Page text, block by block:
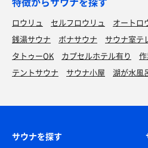
ロウリュ セルフロウリュ オートロ
銭湯サウナ
ボナサウナ サウナ室テ
タトゥーOK
カプセルホテル有り
テントサウナ
サウナ小屋 湖が水風
サウナを探す